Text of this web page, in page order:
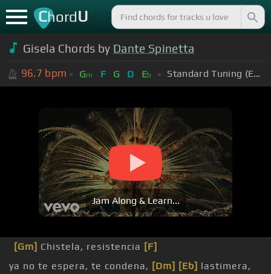
ChordU
Gisela Chords by Dante Spinetta
96.7 bpm Gm F G D Eb Standard Tuning (EADGBE)
Jam Along & Learn...
[Gm] Chistela, resistencia [F]
ya no te espera, te condena, [Dm] [Eb] lastimera,